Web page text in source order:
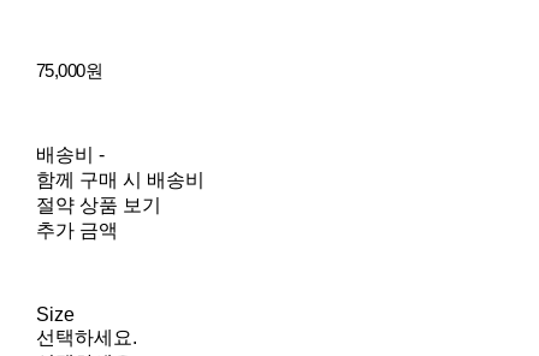
75,000원
배송비 -
함께 구매 시 배송비
절약 상품 보기
추가 금액
Size
선택하세요.